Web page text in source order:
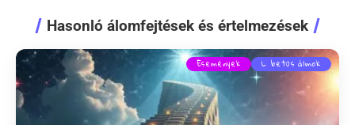
Hasonló álomfejtések és értelmezések
Események L betűs álmok